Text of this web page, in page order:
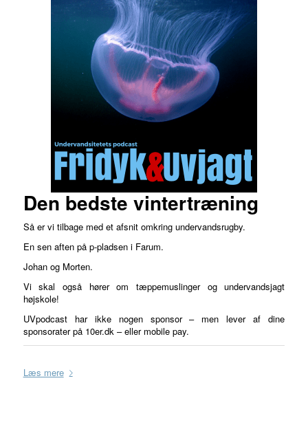
Den bedste vintertræning
Så er vi tilbage med et afsnit omkring undervandsrugby.
En sen aften på p-pladsen i Farum.
Johan og Morten.
Vi skal også hører om tæppemuslinger og undervandsjagt
højskole!
UVpodcast har ikke nogen sponsor – men lever af dine
sponsorater på 10er.dk – eller mobile pay.
Læs mere